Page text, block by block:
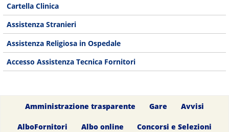
Cartella Clinica
Assistenza Stranieri
Assistenza Religiosa in Ospedale
Accesso Assistenza Tecnica Fornitori
Amministrazione trasparente Gare Avvisi
AlboFornitori Albo online Concorsi e Selezioni